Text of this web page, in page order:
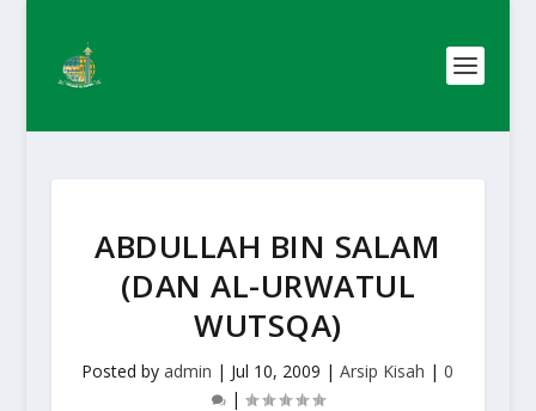
ABDULLAH BIN SALAM
(DAN AL-URWATUL
WUTSQA)
Posted byadmin | Jul 10, 2009 |Arsip Kisah |0
|